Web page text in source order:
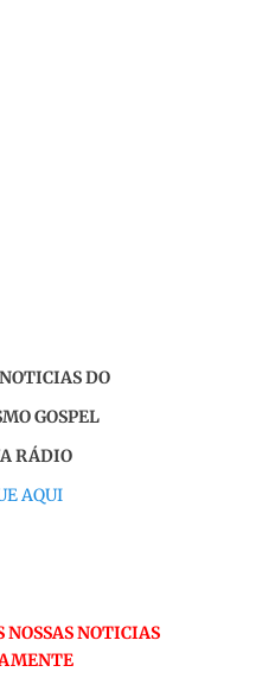
DO
GOSPEL
RÁDIO
AQUI
NOSSAS NOTICIAS